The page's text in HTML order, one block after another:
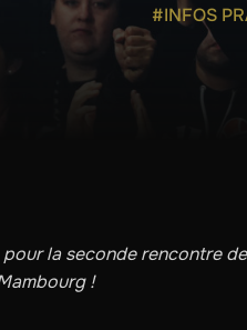
#INFOS
la seconde rencontre
!